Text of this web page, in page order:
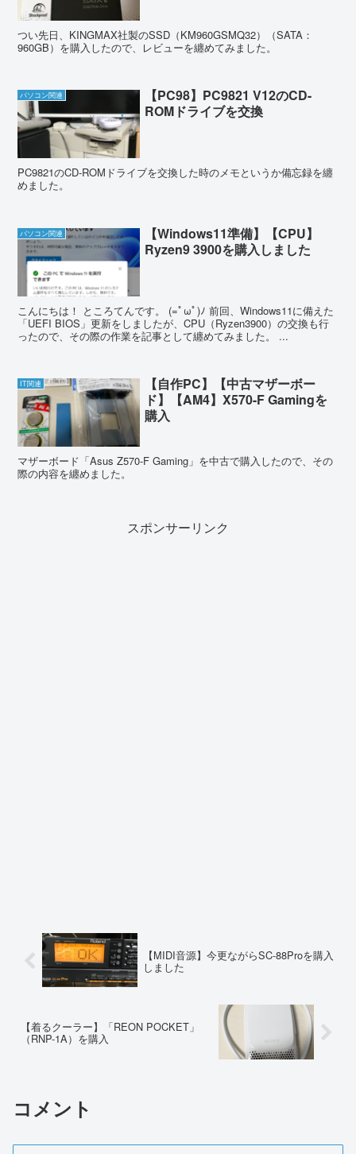
つい先日、KINGMAX社製のSSD（KM960GSMQ32）（SATA：
960GB）を購入したので、レビューを纏めてみました。
パソコン関連
【PC98】PC9821 V12のCD-
ROMドライブを交換
PC9821のCD-ROMドライブを交換した時のメモというか備忘録を纏
めました。
パソコン関連
【Windows11準備】【CPU】
Ryzen9 3900を購入しました
こんにちは！ ところてんです。 (=ﾟωﾟ)ﾉ 前回、Windows11に備えた
「UEFI BIOS」更新をしましたが、CPU（Ryzen3900）の交換も行
ったので、その際の作業を記事として纏めてみました。 ...
IT関連
【自作PC】【中古マザーボー
ド】【AM4】X570-F Gamingを
購入
マザーボード「Asus Z570-F Gaming」を中古で購入したので、その
際の内容を纏めました。
スポンサーリンク
【MIDI音源】今更ながらSC-88Proを購入
しました
【着るクーラー】「REON POCKET」
（RNP-1A）を購入
コメント